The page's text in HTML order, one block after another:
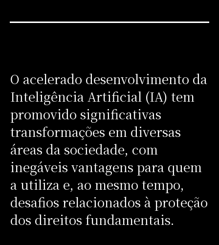
O acelerado desenvolvimento da
Inteligência Artificial (IA) tem
promovido significativas
transformações em diversas
áreas da sociedade, com
inegáveis vantagens para quem
a utiliza e, ao mesmo tempo,
desafios relacionados à proteção
dos direitos fundamentais.